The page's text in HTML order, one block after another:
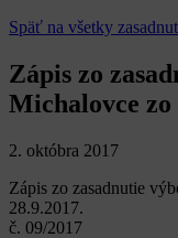
Späť na všetky
Zápis zo
Michalovce zo
2. októbra 2017
Zápis zo zasadnutie
28.9.2017.
č. 09/2017